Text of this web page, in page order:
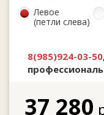
Левое
(петли слева)
8(985)924-03-50
37 280